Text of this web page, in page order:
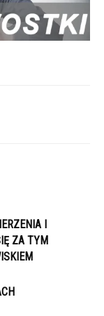
I
ZA TYM